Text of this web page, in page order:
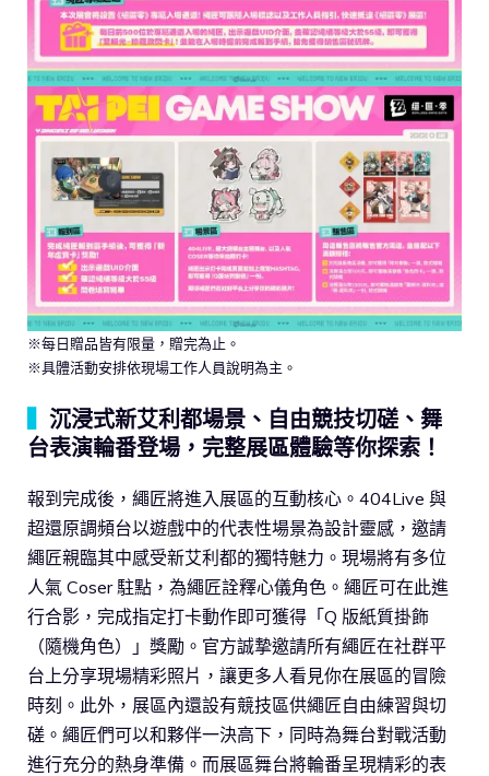
※每日贈品皆有限量，贈完為止。
※具體活動安排依現場工作人員說明為主。
沉浸式新艾利都場景、自由競技切磋、舞
台表演輪番登場，完整展區體驗等你探索！
報到完成後，繩匠將進入展區的互動核心。404Live 與
超還原調頻台以遊戲中的代表性場景為設計靈感，邀請
繩匠親臨其中感受新艾利都的獨特魅力。現場將有多位
人氣 Coser 駐點，為繩匠詮釋心儀角色。繩匠可在此進
行合影，完成指定打卡動作即可獲得「Q 版紙質掛飾
（隨機角色）」獎勵。官方誠摯邀請所有繩匠在社群平
台上分享現場精彩照片，讓更多人看見你在展區的冒險
時刻。此外，展區內還設有競技區供繩匠自由練習與切
磋。繩匠們可以和夥伴一決高下，同時為舞台對戰活動
進行充分的熱身準備。而展區舞台將輪番呈現精彩的表